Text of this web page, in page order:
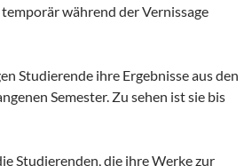
während der Vernissage
Studierende ihre Ergebnisse aus den
Semester. Zu sehen ist sie bis
Studierenden, die ihre Werke zur